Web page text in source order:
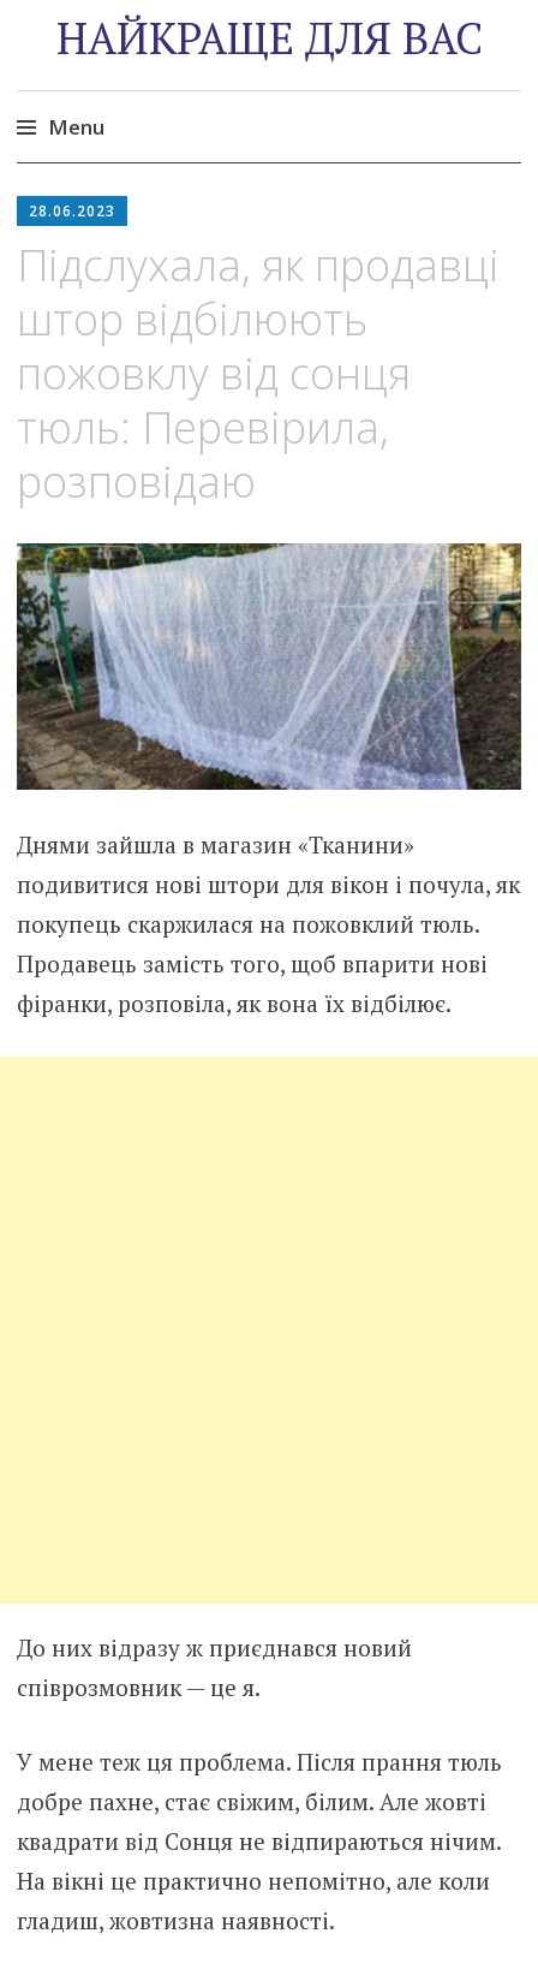
НАЙКРАЩЕ ДЛЯ ВАС
Menu
to
28.06.2023
Підслухала, як продавці
штор відбілюють
пожовклу від сонця
тюль: Перевірила,
розповідаю
Днями зайшла в магазин «Тканини»
подивитися нові штори для вікон і почула, як
покупець скаржилася на пожовклий тюль.
Продавець замість того, щоб впарити нові
фіранки, розповіла, як вона їх відбілює.
До них відразу ж приєднався новий
співрозмовник — це я.
У мене теж ця проблема. Після прання тюль
добре пахне, стає свіжим, білим. Але жовті
квадрати від Сонця не відпираються нічим.
На вікні це практично непомітно, але коли
гладиш, жовтизна наявності.